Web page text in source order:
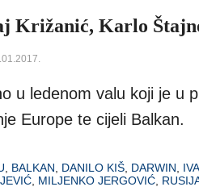
Križanić, Karlo
u ledenom valu koji je u
Europe te cijeli Balkan.
BALKAN DANILO KIŠ DARWIN
MILJENKO JERGOVIĆ